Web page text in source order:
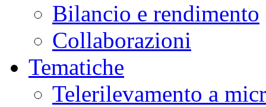
Bilancio e rendimento
Collaborazioni
Tematiche
Telerilevamento a